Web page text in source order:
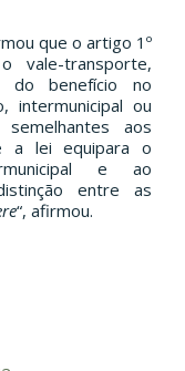
que o artigo 1º
vale-transporte,
do benefício no
intermunicipal ou
aos
a lei equipara o
e ao
entre as
“, afirmou.